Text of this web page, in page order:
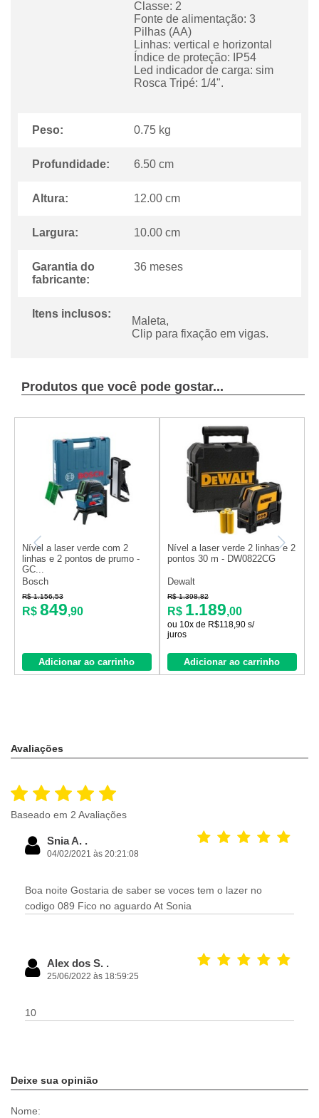
Classe: 2
Fonte de alimentação: 3
Pilhas (AA)
Linhas: vertical e horizontal
Índice de proteção: IP54
Led indicador de carga: sim
Rosca Tripé: 1/4".
Peso: 0.75 kg
Profundidade: 6.50 cm
Altura: 12.00 cm
Largura: 10.00 cm
Garantia do
fabricante:
36 meses
Itens inclusos:
Maleta,
Clip para fixação em vigas.
Produtos que você pode gostar...
Nível a laser verde com 2
linhas e 2 pontos de prumo -
GC...
Bosch
R$ 1.156,53
R$ 849,90
Adicionar ao carrinho
Nível a laser verde 2 linhas e 2
pontos 30 m - DW0822CG
Dewalt
R$ 1.398,82
R$ 1.189,00
ou 10x de R$118,90 s/
juros
Adicionar ao carrinho
Avaliações
Baseado em 2 Avaliações
Snia A. .
04/02/2021 às 20:21:08
Boa noite Gostaria de saber se voces tem o lazer no
codigo 089 Fico no aguardo At Sonia
Alex dos S. .
25/06/2022 às 18:59:25
10
Deixe sua opinião
Nome: